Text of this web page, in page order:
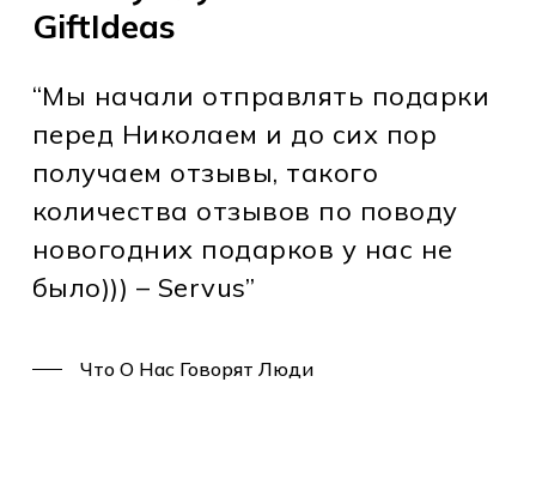
GiftIdeas
“Мы начали отправлять подарки
перед Николаем и до сих пор
получаем отзывы, такого
количества отзывов по поводу
новогодних подарков у нас не
было))) – Servus”
Что О Нас Говорят Люди